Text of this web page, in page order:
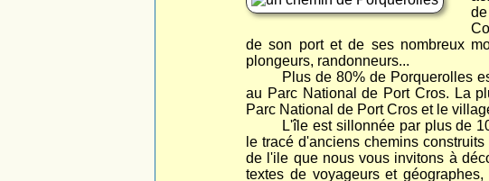
de son port et de ses nombreux
plongeurs, randonneurs...
Plus de 80% de Porquerolles
au Parc National de Port Cros. La
Parc National de Port Cros et le
L'île est sillonnée par plus de
le tracé d'anciens chemins
de l'ile que nous vous invitons à
textes de voyageurs et